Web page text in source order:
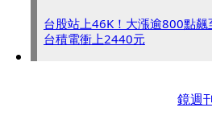
台股站上46K！大漲逾800點
台積電衝上2440元
鏡週